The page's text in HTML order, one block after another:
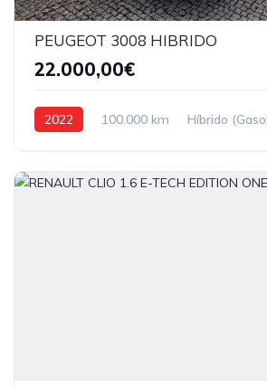
PEUGEOT 3008 HIBRIDO
22.000,00€
2022 100.000 km
Híbrido